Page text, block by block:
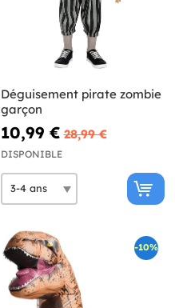
Déguisement pirate zombie
garçon
10,99 € 28,99 €
DISPONIBLE
-10%